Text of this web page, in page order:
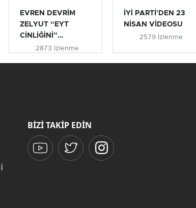
EVREN DEVRİM
ZELYUT “EYT
CİNLİĞİNİ”
AÇIKLADI #eyt
2873 İzlenme
İYİ PARTİ'DEN 23
NİSAN VİDEOSU
2579 İzlenme
BİZİ TAKİP EDİN